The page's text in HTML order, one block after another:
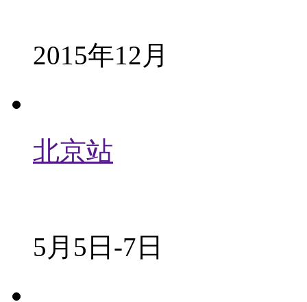
2015年12月
北京站
5月5日-7日